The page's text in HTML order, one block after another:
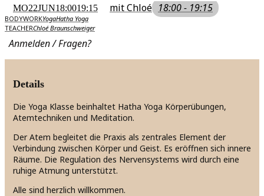
MO22JUN18:0019:15 mit Chloé 18:00 - 19:15
BODYWORKYogaHatha Yoga
TEACHERChloé Braunschweiger
Anmelden / Fragen?
Details
Die Yoga Klasse beinhaltet Hatha Yoga Körperübungen,
Atemtechniken und Meditation.
Der Atem begleitet die Praxis als zentrales Element der
Verbindung zwischen Körper und Geist. Es eröffnen sich innere
Räume. Die Regulation des Nervensystems wird durch eine
ruhige Atmung unterstützt.
Alle sind herzlich willkommen.